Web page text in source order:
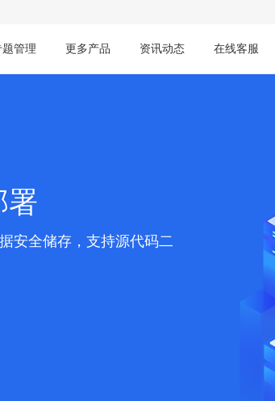
题管理 更多产品 资讯动态 在线客服
署
安全储存，支持源代码二